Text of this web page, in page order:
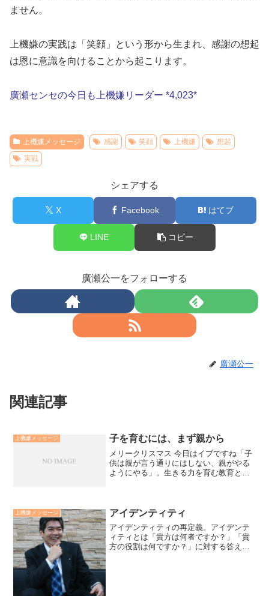
ません。
上機嫌の実践は「笑顔」という形から生まれ、感謝の想起
は恩に意識を向けることから起こります。
廣瀬センセの今日も上機嫌リーダー *4,023*
上機嫌メッセージ 感謝 笑顔 上機嫌
想起
実戦
シェアする
X Facebook はてブ
LINE コピー
廣瀬公一をフォローする
廣瀬公一
関連記事
上機嫌メッセージ 子を育むには、まず親から
メリークリスマス 今日はイブですね「子
供は親が言う通りにはしない、親がやる
ようにやる」。生きる力を育む教育とい
姿」を子供に見せていくこ...
上機嫌メッセージ アイデンティティ
アイデンティティの再定義。アイデンテ
ィティとは「貴方は何者ですか？」「貴
方の役割は何ですか？」に対する答えで